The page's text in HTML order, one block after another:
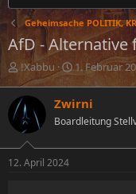
Geheimsache POLITIK,
AfD - Alternative
E
s
t
e
l
e
!Xabbu
E
t
e
l
1. Februar
Zwirni
Boardleitung
12. April 2024